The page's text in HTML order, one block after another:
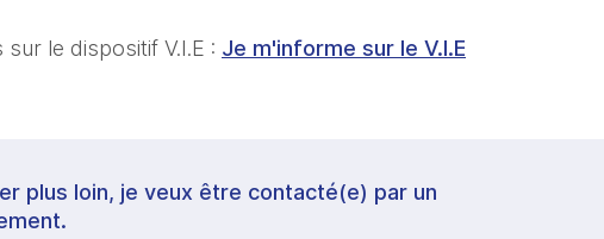
le dispositif V.I.E : Je m'informe sur le V.I.E
plus loin, je veux être contacté(e) par un